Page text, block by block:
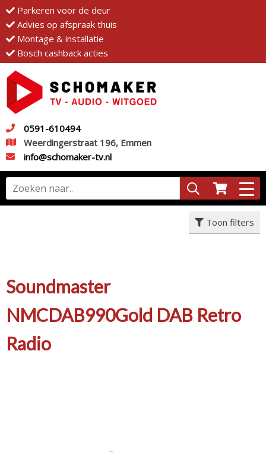
Parkeren voor de deur
Advies op afspraak thuis
Montage & installatie
Bosch cashback acties
0591-610494
Weerdingerstraat 196, Emmen
info@schomaker-tv.nl
Toon filters
Soundmaster
NMCDAB990Gold DAB Retro
Radio